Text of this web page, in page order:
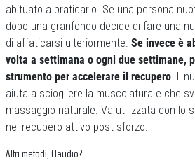
abituato a praticarlo. Se una persona
dopo una granfondo decide di fare una
di affaticarsi ulteriormente. Se invece è
volta a settimana o ogni due settimane,
strumento per accelerare il recupero . Il
aiuta a sciogliere la muscolatura e che
massaggio naturale. Va utilizzata con lo
nel recupero attivo post-sforzo.
Altri metodi, Claudio?